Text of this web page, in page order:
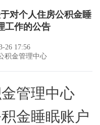
对个人住房公积金睡
工作的公告
26 17:56
积金管理中心
管理中心
金睡眠账户